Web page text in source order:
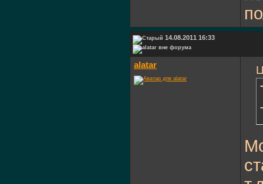
14.08.2011 16:33
alatar